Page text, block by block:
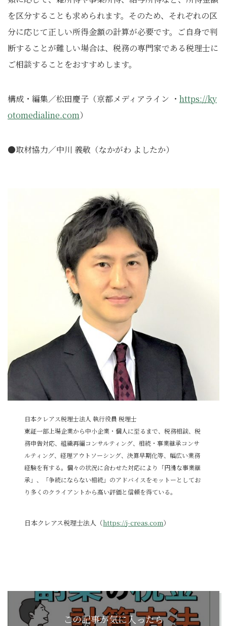
を区分することも求められます。そのため、それぞれの区
分に応じて正しい所得金額の計算が必要です。ご自身で判
断することが難しい場合は、税務の専門家である税理士に
ご相談することをおすすめします。
構成・編集／松田慶子（京都メディアライン ・ https://ky
otomedialine.com）
●取材協力／中川 義敬（なかがわ よしたか）
日本クレアス税理士法人 執行役員 税理士
東証一部上場企業から中小企業・個人に至るまで、税務相談、税
務申告対応、組織再編コンサルティング、相続・事業継承コンサ
ルティング、経理アウトソーシング、決算早期化等、幅広い業務
経験を有する。個々の状況に合わせた対応により「円滑な事業継
承」、「争続にならない相続」のアドバイスをモットーとしてお
り多くのクライアントから高い評価と信頼を得ている。
日本クレアス税理士法人（https://j-creas.com）
この記事が気に入ったら